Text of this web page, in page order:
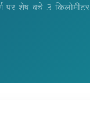
पर शेष बचे 3